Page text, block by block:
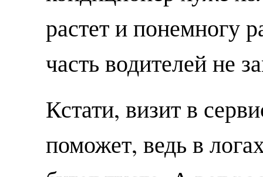
растет и понемногу
часть водителей не
Кстати, визит в
поможет, ведь в